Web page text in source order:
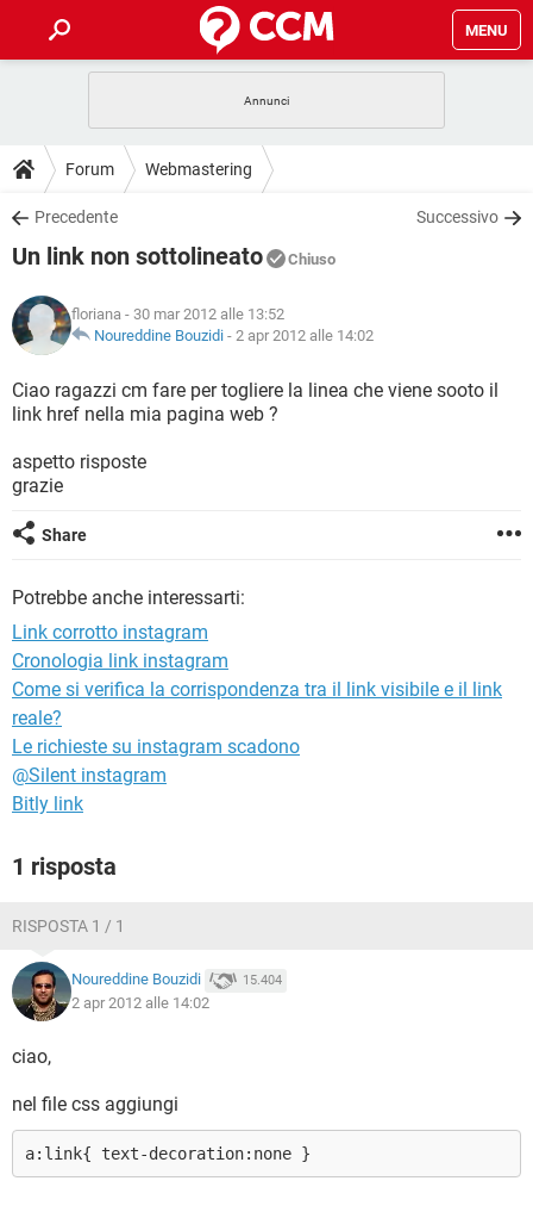
MENU
INTRATTENIMENTO
iOS
INSTAGRAM WHATSAPP
TIKTOK
HARDWARE
GUIDE
COVID-19
INSTAGRAM
TIKTOK
HARDWARE
DOWNLOAD
COVID-19 GAMING
INTRATTENIMENTO
iOS WINDOWS 10
INSTAGRAM WHATSAPP
TIKTOK
HARDWARE
COVID-19
INTRATTENIMENTO
iOS WINDOWS 10
TIKTOK
HARDWARE
GLOSSARIO
COVID-19 GAMING
INTRATTENIMENTO
iOS
TIKTOK
Forum Webmastering
Precedente Successivo
Un link non sottolineato Chiuso
floriana - 30 mar 2012 alle 13:52
Noureddine Bouzidi - 2 apr 2012 alle 14:02
Ciao ragazzi cm fare per togliere la linea che viene sooto il
link href nella mia pagina web ?
aspetto risposte
grazie
Share
Potrebbe anche interessarti:
Link corrotto instagram
Cronologia link instagram
Come si verifica la corrispondenza tra il link visibile e il link
reale?
Le richieste su instagram scadono
@Silent instagram
Bitly link
1 risposta
RISPOSTA 1 / 1
Noureddine Bouzidi 15.404
2 apr 2012 alle 14:02
ciao,
nel file css aggiungi
a:link{ text-decoration:none }